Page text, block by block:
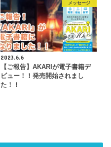
メッセージ
2023.6.6
【ご報告】AKARIが電子書籍デ
ビュー！！発売開始されまし
た！！